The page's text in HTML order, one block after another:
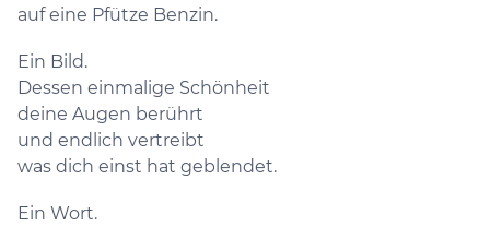
auf eine Pfütze Benzin.
Ein Bild.
Dessen einmalige Schönheit
deine Augen berührt
und endlich vertreibt
was dich einst hat geblendet.
Ein Wort.